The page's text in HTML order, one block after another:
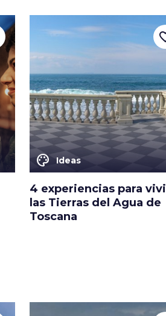
color_lens Ideas
4 experiencias para
las Tierras del Agua de
Toscana